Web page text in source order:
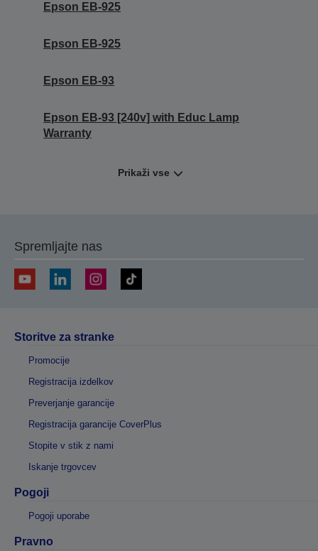
Epson EB-925
Epson EB-925
Epson EB-93
Epson EB-93 [240v] with Educ Lamp
Warranty
Prikaži vse
Spremljajte nas
Storitve za stranke
Promocije
Registracija izdelkov
Preverjanje garancije
Registracija garancije CoverPlus
Stopite v stik z nami
Iskanje trgovcev
Pogoji
Pogoji uporabe
Pravno